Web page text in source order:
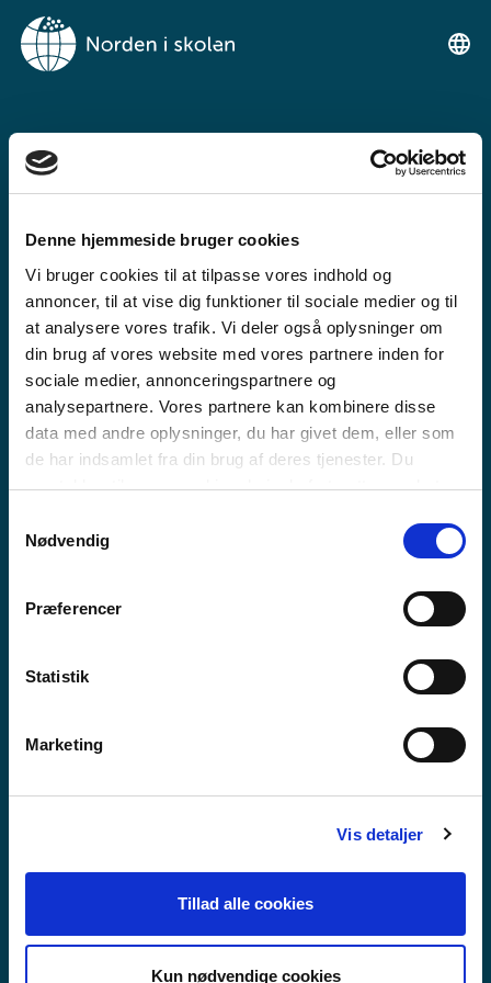
Denne hjemmeside bruger cookies
Vi bruger cookies til at tilpasse vores indhold og
annoncer, til at vise dig funktioner til sociale medier og til
at analysere vores trafik. Vi deler også oplysninger om
din brug af vores website med vores partnere inden for
sociale medier, annonceringspartnere og
analysepartnere. Vores partnere kan kombinere disse
data med andre oplysninger, du har givet dem, eller som
de har indsamlet fra din brug af deres tjenester. Du
samtykker til vores cookies, hvis du fortsætter med at
Nødvendig
Præferencer
Statistik
Marketing
Vis detaljer
Tillad alle cookies
Kun nødvendige cookies
VELKOMMEN TIL
NORDEN I SKOLEN
Ein gratis undervisningsplattform for
grunnskulen og den vidaregåande skule
GRUNNSKULE
VIDAREGÅANDE SKULE